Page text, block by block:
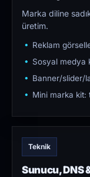
Marka diline
üretim.
Reklam
Sosyal medya
Banner/slider/
Mini marka kit:
Teknik
Sunucu, DNS